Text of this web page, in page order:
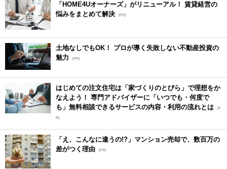
「HOME4Uオーナーズ」がリニューアル！ 賃貸経営の
悩みをまとめて解決 [PR]
土地なしでもOK！ プロが導く失敗しない不動産投資の
魅力
[PR]
はじめての注文住宅は「家づくりのとびら」で理想をか
なえよう！ 専門アドバイザーに「いつでも・何度で
も」無料相談できるサービスの内容・利用の流れとは [P
R]
「え、こんなに違うの!?」マンション売却で、数百万の
差がつく理由 [PR]